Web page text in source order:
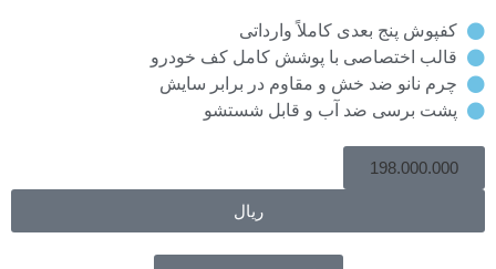
کفپوش پنج بعدی کاملاً وارداتی
قالب اختصاصی با پوشش کامل کف خودرو
چرم نانو ضد خش و مقاوم در برابر سایش
پشت برسی ضد آب و قابل شستشو
198.000.000
ریال